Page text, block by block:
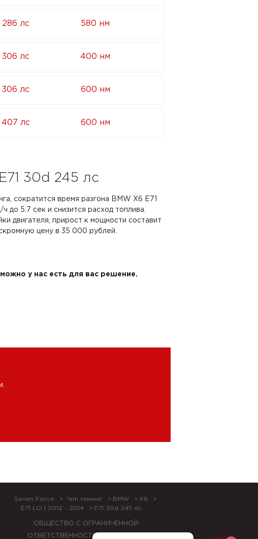
286 лс 580 нм
306 лс 400 нм
306 лс 600 нм
407 лс 600 нм
30d 245 лс
сократится время разгона BMW X6 E71
до 5.7 сек и снизится расход топлива.
двигателя, прирост к мощности составит
цену в 35 000 рублей.
у нас есть для вас решение.
Seven Force Чип тюнинг BMW
X6
E71 LCI | 2012 - 2014
E71 30d 245 лс
ОБЩЕСТВО С ОГРАНИЧЕННОЙ
ОТВЕТСТВЕННОСТЬЮ "ЛОК БОКС